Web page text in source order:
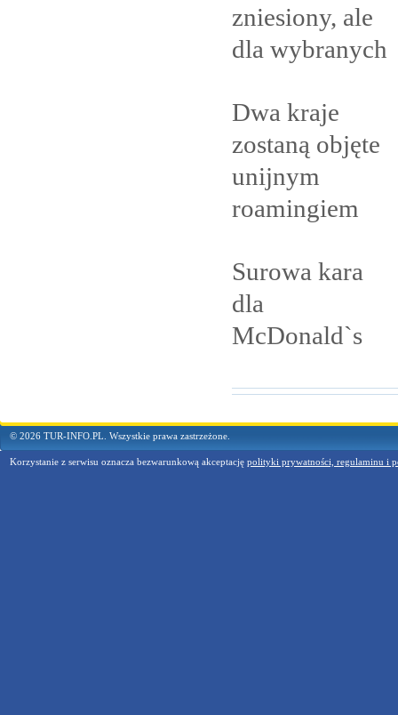
zniesiony, ale
dla wybranych
Dwa kraje
zostaną objęte
unijnym
roamingiem
Surowa kara
dla
McDonald`s
© 2026 TUR-INFO.PL. Wszystkie prawa zastrzeżone.
Korzystanie z serwisu oznacza bezwarunkową akceptację polityki prywatności, regulaminu i